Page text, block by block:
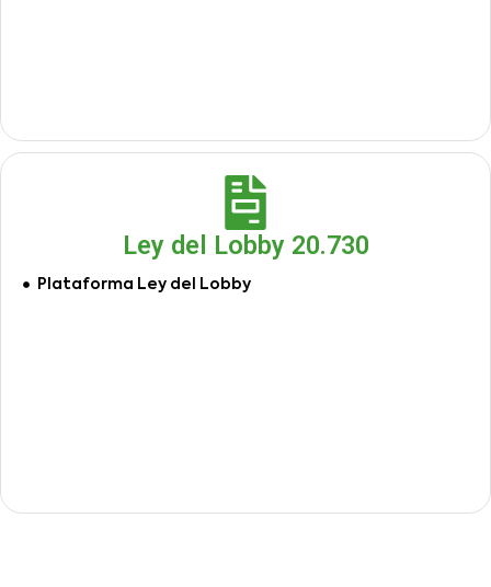
Ley del Lobby 20.730
Plataforma Ley del Lobby